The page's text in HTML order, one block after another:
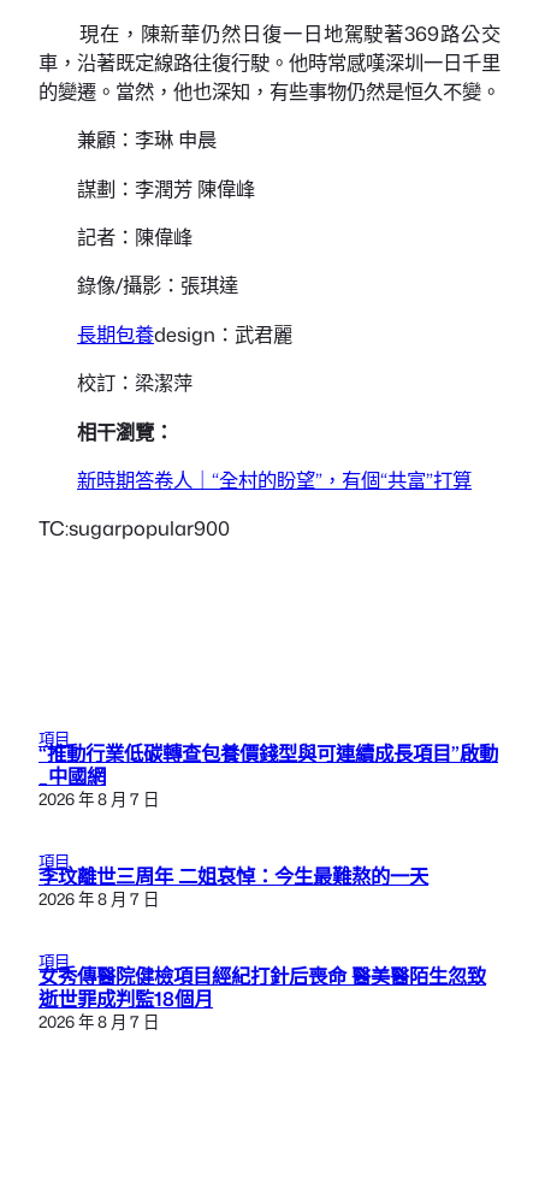
現在，陳新華仍然日復一日地駕駛著369路公交
車，沿著既定線路往復行駛。他時常感嘆深圳一日千里
的變遷。當然，他也深知，有些事物仍然是恒久不變。
兼顧：李琳 申晨
謀劃：李潤芳 陳偉峰
記者：陳偉峰
錄像/攝影：張琪達
長期包養design：武君麗
校訂：梁潔萍
相干瀏覽：
新時期答卷人｜“全村的盼望”，有個“共富”打算
TC:sugarpopular900
項目
“推動行業低碳轉查包養價錢型與可連續成長項目”啟動
_中國網
2026 年 8 月 7 日
項目
李玟離世三周年 二姐哀悼：今生最難熬的一天
2026 年 8 月 7 日
項目
女秀傳醫院健檢項目經紀打針后喪命 醫美醫陌生忽致
逝世罪成判監18個月
2026 年 8 月 7 日